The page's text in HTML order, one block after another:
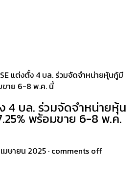
แต่งตั้ง 4 บล. ร่วมจัดจำหน่ายหุ้นกู้มี
ขาย 6-8 พ.ค. นี้
4 บล. ร่วมจัดจำหน่ายหุ้น
พร้อมขาย 6-8 พ.ค.
มษายน 2025 · comments off